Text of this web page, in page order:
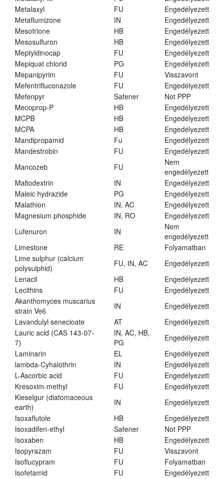
Metalaxyl
FU
Engedélyezett
Metaflumizone
IN
Engedélyezett
Mesotrione
HB
Engedélyezett
Mesosulfuron
HB
Engedélyezett
Meptyldinocap
FU
Engedélyezett
Mepiquat chlorid
PG
Engedélyezett
Mepanipyrim
FU
Visszavont
Mefentrifluconazole
FU
Engedélyezett
Mefenpyr
Safener
Not PPP
Mecoprop-P
HB
Engedélyezett
MCPB
HB
Engedélyezett
MCPA
HB
Engedélyezett
Mandipropamid
Fu
Engedélyezett
Mandestrobin
FU
Engedélyezett
Mancozeb
FU
Nem
engedélyezett
Maltodextrin
IN
Engedélyezett
Maleic hydrazide
PG
Engedélyezett
Malathion
IN, AC
Engedélyezett
Magnesium phosphide
IN, RO
Engedélyezett
Lufenuron
IN
Nem
engedélyezett
Limestone
RE
Folyamatban
Lime sulphur (calcium
polysulphid)
FU, IN, AC
Engedélyezett
Lenacil
HB
Engedélyezett
Lecithins
FU
Engedélyezett
Akanthomyces muscarius
strain Ve6
IN
Engedélyezett
Lavandulyl senecioate
AT
Engedélyezett
Lauric acid (CAS 143-07-
7)
IN, AC, HB,
PG
Engedélyezett
Laminarin
EL
Engedélyezett
lambda-Cyhalothrin
IN
Engedélyezett
L-Ascorbic acid
FU
Engedélyezett
Kresoxim-methyl
FU
Engedélyezett
Kieselgur (diatomaceous
earth)
IN
Engedélyezett
Isoxaflutole
HB
Engedélyezett
Isoxadifen-ethyl
Safener
Not PPP
Isoxaben
HB
Engedélyezett
Isopyrazam
FU
Visszavont
Isoflucypram
FU
Folyamatban
Isofetamid
FU
Engedélyezett